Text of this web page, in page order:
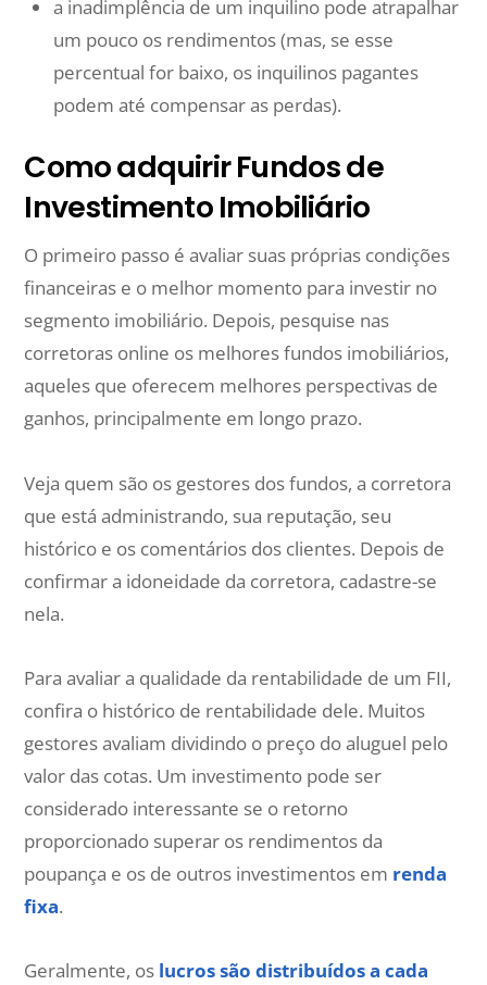
a inadimplência de um inquilino pode atrapalhar
um pouco os rendimentos (mas, se esse
percentual for baixo, os inquilinos pagantes
podem até compensar as perdas).
Como adquirir Fundos de
Investimento Imobiliário
O primeiro passo é avaliar suas próprias condições
financeiras e o melhor momento para investir no
segmento imobiliário. Depois, pesquise nas
corretoras online os melhores fundos imobiliários,
aqueles que oferecem melhores perspectivas de
ganhos, principalmente em longo prazo.
Veja quem são os gestores dos fundos, a corretora
que está administrando, sua reputação, seu
histórico e os comentários dos clientes. Depois de
confirmar a idoneidade da corretora, cadastre-se
nela.
Para avaliar a qualidade da rentabilidade de um FII,
confira o histórico de rentabilidade dele. Muitos
gestores avaliam dividindo o preço do aluguel pelo
valor das cotas. Um investimento pode ser
considerado interessante se o retorno
proporcionado superar os rendimentos da
poupança e os de outros investimentos em renda
fixa.
Geralmente, os lucros são distribuídos a cada